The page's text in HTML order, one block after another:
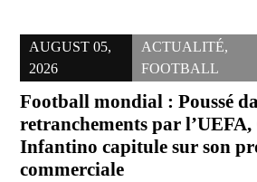
AUGUST 05,
2026
ACTUALITÉ,
FOOTBALL
Football mondial : Poussé
retranchements par
Infantino capitule sur son
commerciale